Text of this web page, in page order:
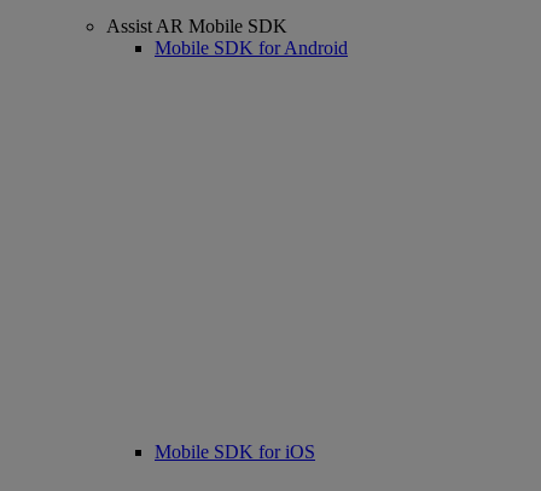
Assist AR Mobile SDK
Mobile SDK for Android
Mobile SDK for iOS